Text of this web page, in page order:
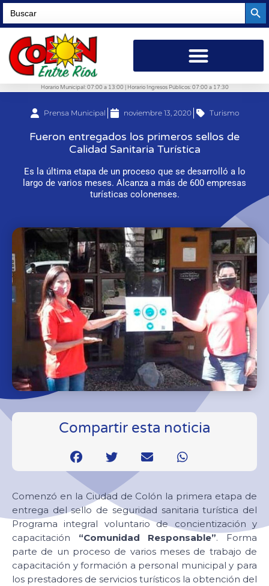
Search
for:
Horario Municipal: 07:00 a 13:00 | Horario Ingresos Públicos: 07:00 a 17:30
Prensa Municipal noviembre 13, 2020 Turismo
Fueron entregados los primeros sellos de
Calidad Sanitaria Turística
Es la última etapa de un proceso que se desarrolló a lo
largo de varios meses. Alcanza a más de 600 empresas
turísticas colonenses.
Compartir esta noticia
Comenzó en la Ciudad de Colón la primera etapa de
entrega del sello de seguridad sanitaria turística del
Programa integral voluntario de concientización y
capacitación “Comunidad Responsable”. Forma
parte de un proceso de varios meses de trabajo de
capacitación y formación a personal municipal y para
los prestadores de servicios turísticos la obtención del